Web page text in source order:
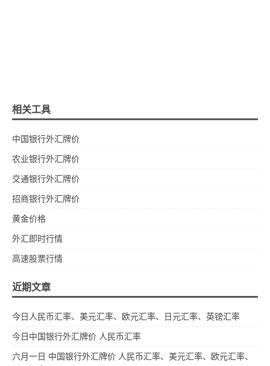
相关工具
中国银行外汇牌价
农业银行外汇牌价
交通银行外汇牌价
招商银行外汇牌价
黄金价格
外汇即时行情
高速股票行情
近期文章
今日人民币汇率、美元汇率、欧元汇率、日元汇率、英镑汇率
今日中国银行外汇牌价 人民币汇率
六月一日 中国银行外汇牌价 人民币汇率、美元汇率、欧元汇率、